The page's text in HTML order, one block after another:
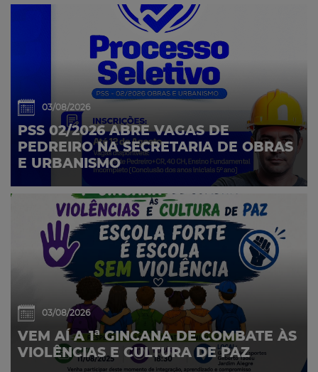
03/08/2026
PSS 02/2026 ABRE VAGAS DE
PEDREIRO NA SECRETARIA DE OBRAS
E URBANISMO
03/08/2026
VEM AÍ A 1ª GINCANA DE COMBATE ÀS
VIOLÊNCIAS E CULTURA DE PAZ